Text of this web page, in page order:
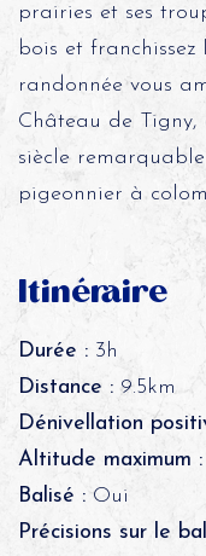
prairies et ses
bois et
randonnée vous
Château de
siècle
pigeonnier à
Itinéraire
Durée :3h
Distance :9.5km
Dénivellation
Altitude maximum :
Balisé :Oui
Précisions sur le